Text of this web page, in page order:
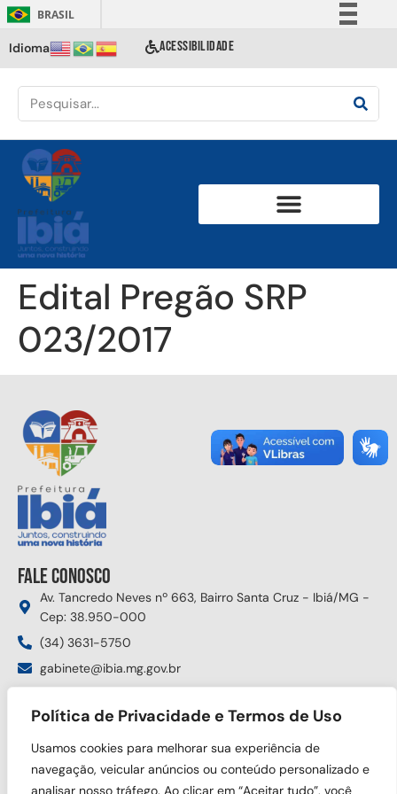
Política de Privacidade e Termos de Uso
Usamos cookies para melhorar sua experiência de
navegação, veicular anúncios ou conteúdo personalizado e
analisar nosso tráfego. Ao clicar em “Aceitar tudo”, você
BRASIL
Comunica BR
Acesso à informação
Idioma ACESSIBILIDADE
Edital Pregão SRP
023/2017
Fale conosco
Av. Tancredo Neves nº 663, Bairro Santa Cruz - Ibiá/MG -
Cep: 38.950-000
(34) 3631-5750
gabinete@ibia.mg.gov.br